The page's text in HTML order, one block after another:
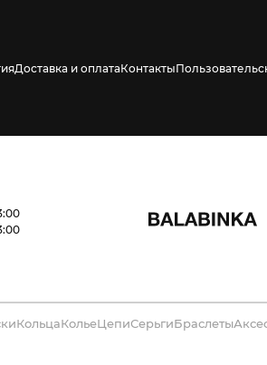
Доставка и оплатаКонтакты
КольцаКольеЦепиСерьгиБраслеты